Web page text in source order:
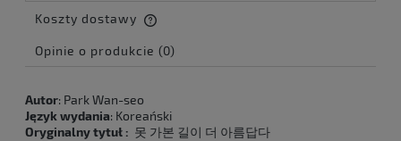
Koszty dostawy
Cena nie zawiera ewentualnych kosztów płatności
Opinie o produkcie (0)
Autor: Park Wan-seo
Język wydania: Koreański
Oryginalny tytuł : 못 가본 길이 더 아름답다